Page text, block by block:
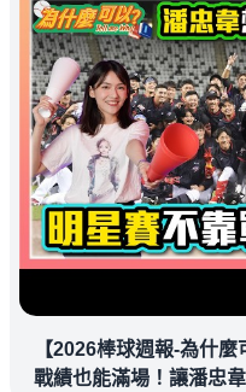
【2026棒球週報-為什
戰績也能滿場！讓潘忠